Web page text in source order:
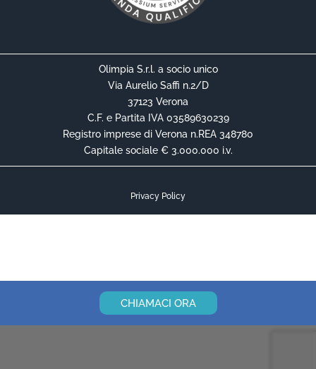
Olimpia S.r.l. a socio unico
Via Aurelio Saffi n.2/D
37123 Verona
C.F. e Partita IVA 03589630239
Registro imprese di Verona n.REA 348780
Capitale sociale € 3.000.000 i.v.
Privacy Policy
CHIAMACI ORA